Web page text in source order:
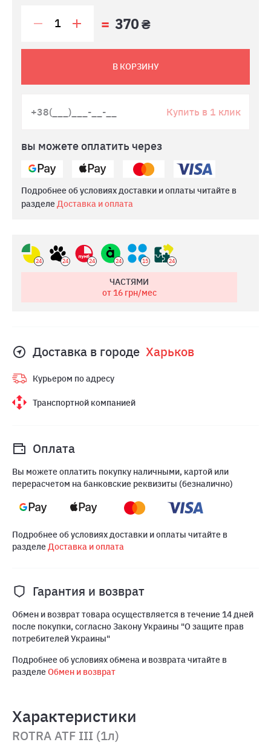
370 ₴
В КОРЗИНУ
Купить в 1 клик
вы можете оплатить через
Подробнее об условиях доставки и оплаты читайте в
разделеДоставка и оплата
24 24 24 24 15 24
ЧАСТЯМИ
от 16грн/мес
Доставка в городе Харьков
Курьером по адресу
Транспортной компанией
Оплата
Вы можете оплатить покупку наличными, картой или
перерасчетом на банковские реквизиты (безналично)
Подробнее об условиях доставки и оплаты читайте в
разделеДоставка и оплата
Гарантия и возврат
Обмен и возврат товара осуществляется в течение 14 дней
после покупки, согласно Закону Украины "О защите прав
потребителей Украины"
Подробнее об условиях обмена и возврата читайте в
разделеОбмен и возврат
Характеристики
ROTRA ATF III (1л)